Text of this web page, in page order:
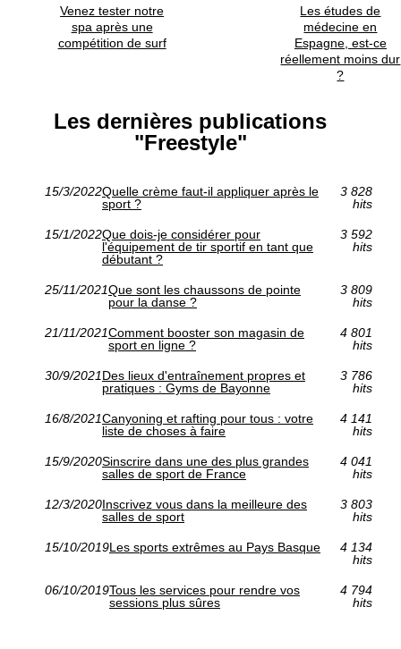
Venez tester notre
spa après une
compétition de surf
Les études de
médecine en
Espagne, est-ce
réellement moins dur
?
Les dernières publications
"Freestyle"
15/3/2022Quelle crème faut-il appliquer après le
sport ?
3 828
hits
15/1/2022Que dois-je considérer pour
l'équipement de tir sportif en tant que
débutant ?
3 592
hits
25/11/2021Que sont les chaussons de pointe
pour la danse ?
3 809
hits
21/11/2021Comment booster son magasin de
sport en ligne ?
4 801
hits
30/9/2021Des lieux d'entraînement propres et
pratiques : Gyms de Bayonne
3 786
hits
16/8/2021Canyoning et rafting pour tous : votre
liste de choses à faire
4 141
hits
15/9/2020Sinscrire dans une des plus grandes
salles de sport de France
4 041
hits
12/3/2020Inscrivez vous dans la meilleure des
salles de sport
3 803
hits
15/10/2019Les sports extrêmes au Pays Basque
4 134
hits
06/10/2019Tous les services pour rendre vos
sessions plus sûres
4 794
hits